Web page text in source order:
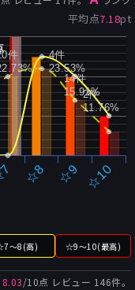
平均点7.18pt
☆8 ☆9 ☆10
4件
23.53%
2件
11.76%
件
14件
15.91%
～8(高) ☆9～10(最高)
合評価:
8.03/10点 レビュー 146件。